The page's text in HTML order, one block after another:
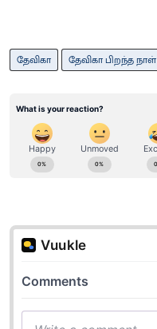
தேவிகா தேவிகா பிறந்த நாள்